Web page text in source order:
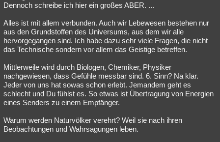
Dennoch schreibe ich hier ein großes ABER. ...
Alles ist mit allem verbunden. Auch wir Lebewesen bestehen nur
aus den Grundstoffen des Universums, aus dem wir alle
hervorgegangen sind. Ich habe dazu sehr viele Fragen, die nicht
das Technische sondern vor allem das Geistige betreffen.
Mittlerweile wird durch Biologen, Chemiker, Physiker
nachgewiesen, dass Gefühle messbar sind. 6. Sinn? Na klar.
Jeder von uns hat sowas schon erlebt. Jemandem geht es
schlecht und Du fühlst es. So etwas ist Übertragung von Energien
eines Senders zu einem Empfänger.
Warum werden Naturvölker verehrt? Weil sie nach ihren
Beobachtungen und Wahrsagungen leben.